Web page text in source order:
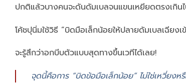
ปกติแล้วบางคนจะดันดัมเบลจนแขนเหยียดตรงเกิ
โค้ชปุนิ่มใช้วิธี “บิดมือเล็กน้อยให้ปลายดัมเบลเฉียง
จะรู้สึกว่าอกบีบตัวแบบสุดทางขึ้นเวทีได้เลย!
จุดนี้คือการ “บิดข้อมือเล็กน้อย” ไม่ใช่เหวี่ยงหรื